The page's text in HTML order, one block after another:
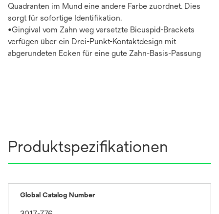
Quadranten im Mund eine andere Farbe zuordnet. Dies
sorgt für sofortige Identifikation.
•Gingival vom Zahn weg versetzte Bicuspid-Brackets
verfügen über ein Drei-Punkt-Kontaktdesign mit
abgerundeten Ecken für eine gute Zahn-Basis-Passung
Produktspezifikationen
Global Catalog Number